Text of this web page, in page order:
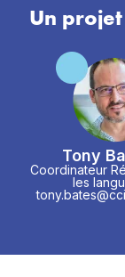
Un
Tony
Coordinateur
les